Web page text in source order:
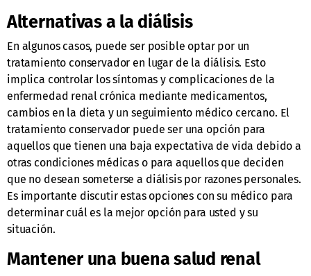
Alternativas a la diálisis
En algunos casos, puede ser posible optar por un
tratamiento conservador en lugar de la diálisis. Esto
implica controlar los síntomas y complicaciones de la
enfermedad renal crónica mediante medicamentos,
cambios en la dieta y un seguimiento médico cercano. El
tratamiento conservador puede ser una opción para
aquellos que tienen una baja expectativa de vida debido a
otras condiciones médicas o para aquellos que deciden
que no desean someterse a diálisis por razones personales.
Es importante discutir estas opciones con su médico para
determinar cuál es la mejor opción para usted y su
situación.
Mantener una buena salud renal